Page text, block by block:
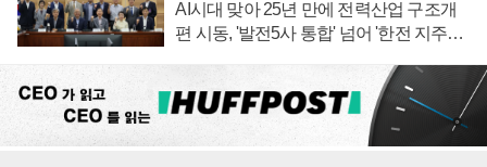
AI시대 맞아 25년 만에 전력산업 구조개
편 시동, '발전5사 통합' 넘어 '한전 지주사'